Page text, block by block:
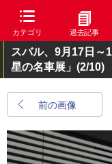
カテゴリ 過去記事
スバル、9月17日～
星の名車展」 (2/10)
前の画像